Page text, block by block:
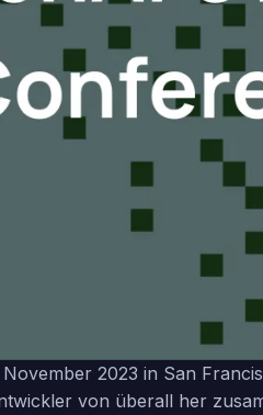
2023 in San
von überall her